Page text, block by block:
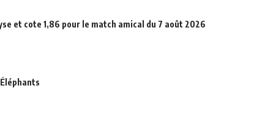
et cote 1,86 pour le match amical du 7 août 2026